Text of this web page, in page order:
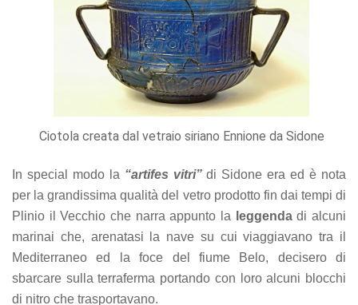
Ciotola creata dal vetraio siriano Ennione da Sidone
In special modo la “artifes vitri”di Sidone era ed è nota
per la grandissima qualità del vetro prodotto fin dai tempi di
Plinio il Vecchio che narra appunto la
leggendadi alcuni
marinai che, arenatasi la nave su cui viaggiavano tra il
Mediterraneo ed la foce del fiume Belo, decisero di
sbarcare sulla terraferma portando con loro alcuni blocchi
di nitro che trasportavano.